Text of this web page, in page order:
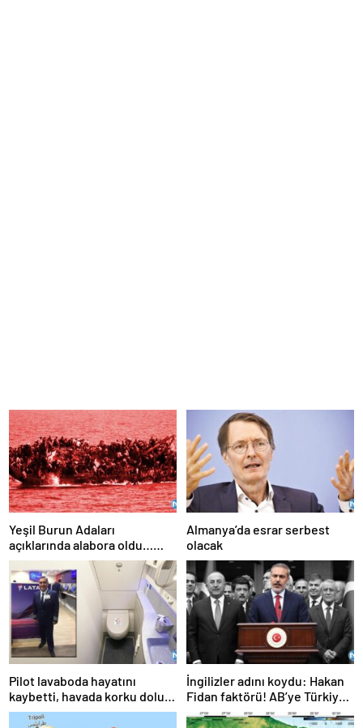
Yeşil Burun Adaları
açıklarında alabora oldu…
Göçmen teknesi faciası: 63
ölü
Almanya’da esrar serbest
olacak
Pilot lavaboda hayatını
kaybetti, havada korku dolu
anlar!
İngilizler adını koydu: Hakan
Fidan faktörü! AB’ye Türkiye
çağrısı: Hala geç değil